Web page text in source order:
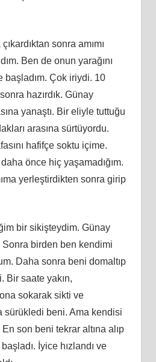
sonra amımı
Ben de onun yarağını
başladım. Çok iriydi. 10
hazırdık. Günay
yanaştı. Bir eliyle tuttuğu
arasına sürtüyordu.
hafifçe soktu içime.
önce hiç yaşamadığım.
yerleştirdikten sonra girip
bir sikişteydim. Günay
Sonra birden ben kendimi
Daha sonra beni domaltıp
Bir saate yakın,
sokarak sikti ve
sürükledi beni. Ama kendisi
En son beni tekrar altına alıp
İyice hızlandı ve